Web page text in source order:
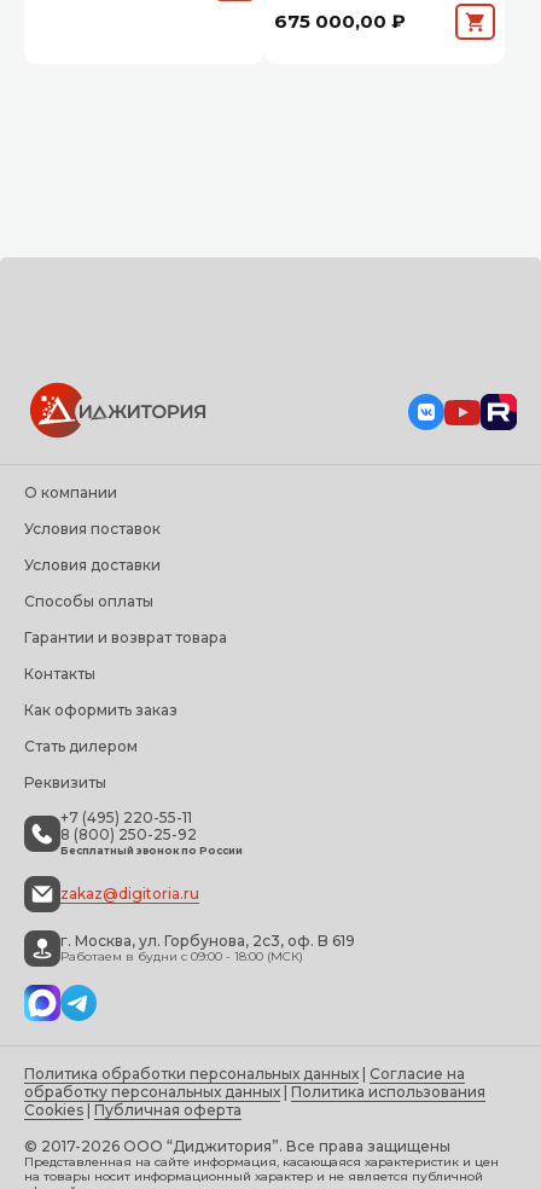
675 000,00 ₽
+7 (495) 220-55-11
8 (800) 250-25-92
Бесплатный звонок по России
zakaz@digitoria.ru
г. Москва, ул. Горбунова, 2с3, оф. B 619
Работаем в будни с 09:00 - 18:00 (МСК)
О компании
Условия поставок
Условия доставки
Способы оплаты
Гарантии и возврат товара
Контакты
Как оформить заказ
Стать дилером
Реквизиты
Политика обработки персональных данных
Согласие на
обработку персональных данных Политика использования
Cookies Публичная оферта
© 2017-2026 ООО “Диджитория”. Все права защищены
Представленная на сайте информация, касающаяся характеристик и цен
на товары носит информационный характер и не является публичной